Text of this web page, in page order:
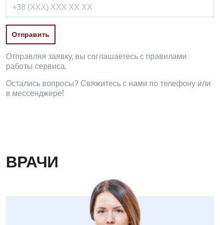
Отправляя заявку, вы соглашаетесь с правилами
работы сервиса.
Остались вопросы? Свяжитесь с нами по телефону или
в мессенджере!
ВРАЧИ